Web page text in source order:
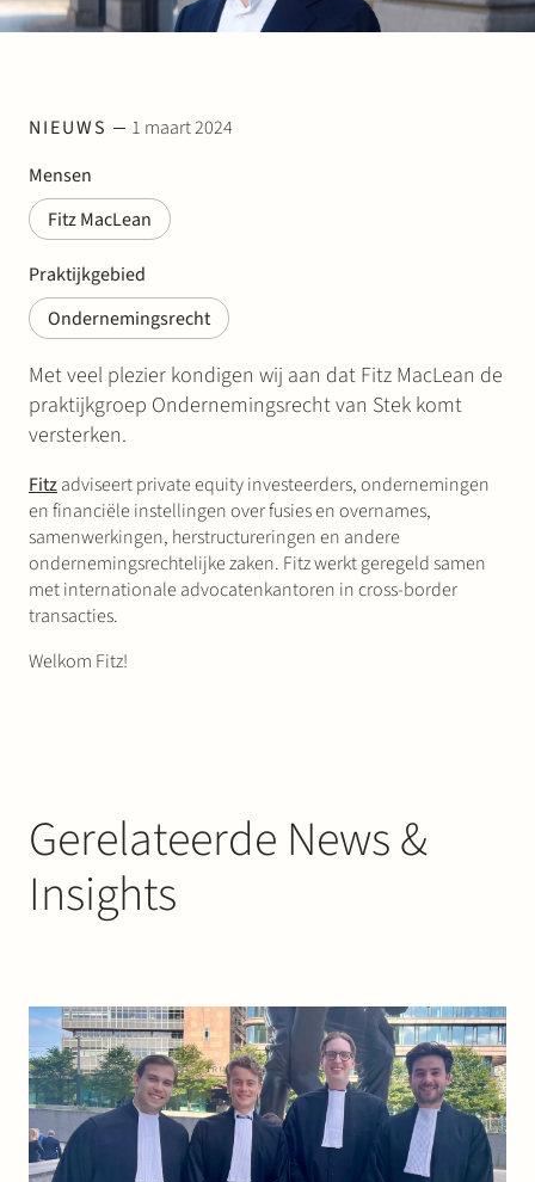
NIEUWS
1 maart 2024
Mensen
Fitz MacLean
Praktijkgebied
Ondernemingsrecht
Met veel plezier kondigen wij aan dat Fitz MacLean de
praktijkgroep Ondernemingsrecht van Stek komt
versterken.
Fitzadviseert private equity investeerders, ondernemingen
en financiële instellingen over fusies en overnames,
samenwerkingen, herstructureringen en andere
ondernemingsrechtelijke zaken. Fitz werkt geregeld samen
met internationale advocatenkantoren in cross-border
transacties.
Welkom Fitz!
Gerelateerde News &
Insights
Werken bij Stek